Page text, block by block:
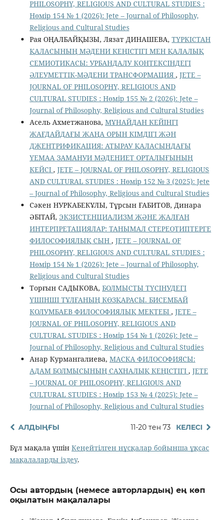
PHILOSOPHY, RELIGIOUS AND CULTURAL STUDIES :
Нөмір 154 № 1 (2026): Jete – Jоurnal of Philosophy,
Religious аnd Cultural Studies
Рая ОҢАЛБАЙҚЫЗЫ, Лязат ДИНАШЕВА, ТҮРКІСТАН
ҚАЛАСЫНЫҢ МӘДЕНИ КЕҢІСТІГІ МЕН ҚАЛАЛЫҚ
СЕМИОТИКАСЫ: УРБАНДАЛУ КОНТЕКСІНДЕГІ
ӘЛЕУМЕТТІК-МӘДЕНИ ТРАНСФОРМАЦИЯ , JETE –
JОURNAL OF PHILOSOPHY, RELIGIOUS AND
CULTURAL STUDIES : Нөмір 155 № 2 (2026): Jete –
Jоurnal of Philosophy, Religious аnd Cultural Studies
Асель Ахметжанова, МҰНАЙДАН КЕЙІНГІ
ЖАҒДАЙДАҒЫ ЖАҢА ОРЫН КІМДІГІ ЖӘН
ДЖЕНТРИФИКАЦИЯ: АТЫРАУ ҚАЛАСЫНДАҒЫ
YEMAA ЗАМАНУИ МӘДЕНИЕТ ОРТАЛЫҒЫНЫҢ
КЕЙСІ , JETE – JОURNAL OF PHILOSOPHY, RELIGIOUS
AND CULTURAL STUDIES : Нөмір 152 № 3 (2025): Jete
– Jоurnal of Philosophy, Religious аnd Cultural Studies
Сәкен НУРКАБЕКҰЛЫ, Тұрсын ҒАБИТОВ, Динара
ӘБІТАЙ, ЭКЗИСТЕНЦИАЛИЗМ ЖӘНЕ ЖАЛҒАН
ИНТЕРПРЕТАЦИЯЛАР: ТАНЫМАЛ СТЕРЕОТИПТЕРГЕ
ФИЛОСОФИЯЛЫҚ СЫН , JETE – JОURNAL OF
PHILOSOPHY, RELIGIOUS AND CULTURAL STUDIES :
Нөмір 154 № 1 (2026): Jete – Jоurnal of Philosophy,
Religious аnd Cultural Studies
Торғын САДЫКОВА, БОЛМЫСТЫ ТҮСІНУДЕГІ
ҮШІНШІ ТҰЛҒАНЫҢ КӨЗҚАРАСЫ. БИСЕМБАЙ
КОЛУМБАЕВ ФИЛОСОФИЯЛЫҚ МЕКТЕБІ , JETE –
JОURNAL OF PHILOSOPHY, RELIGIOUS AND
CULTURAL STUDIES : Нөмір 154 № 1 (2026): Jete –
Jоurnal of Philosophy, Religious аnd Cultural Studies
Анар Курмангалиева, МАСКА ФИЛОСОФИЯСЫ:
АДАМ БОЛМЫСЫНЫҢ САХНАЛЫҚ КЕҢІСТІГІ , JETE
– JОURNAL OF PHILOSOPHY, RELIGIOUS AND
CULTURAL STUDIES : Нөмір 153 № 4 (2025): Jete –
Jоurnal of Philosophy, Religious аnd Cultural Studies
АЛДЫҢҒЫ 11-20 тен 73 КЕЛЕСІ
Бұл мақала үшін Кеңейтілген нұсқалар бойынша ұқсас
мақалаларды іздеу.
Осы автордың (немесе авторлардың) ең көп
оқылатын мақалалары